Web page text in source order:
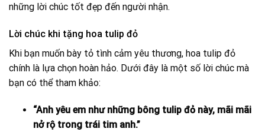
những lời chúc tốt đẹp đến người nhận.
Lời chúc khi tặng hoa tulip đỏ
Khi bạn muốn bày tỏ tình cảm yêu thương, hoa tulip đỏ
chính là lựa chọn hoàn hảo. Dưới đây là một số lời chúc mà
bạn có thể tham khảo:
“Anh yêu em như những bông tulip đỏ này, mãi mãi
nở rộ trong trái tim anh.”